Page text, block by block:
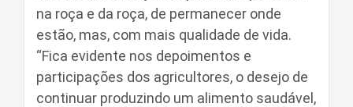
na roça e da roça, de permanecer onde
estão, mas, com mais qualidade de vida.
“Fica evidente nos depoimentos e
participações dos agricultores, o desejo de
continuar produzindo um alimento saudável,